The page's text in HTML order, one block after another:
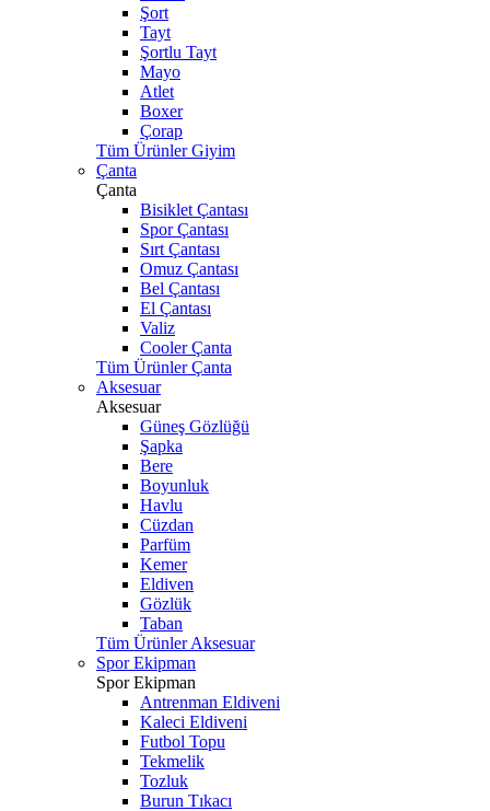
Şort
Tayt
Şortlu Tayt
Mayo
Atlet
Boxer
Çorap
Tüm Ürünler Giyim
Çanta
Çanta
Bisiklet Çantası
Spor Çantası
Sırt Çantası
Omuz Çantası
Bel Çantası
El Çantası
Valiz
Cooler Çanta
Tüm Ürünler Çanta
Aksesuar
Aksesuar
Güneş Gözlüğü
Şapka
Bere
Boyunluk
Havlu
Cüzdan
Parfüm
Kemer
Eldiven
Gözlük
Taban
Tüm Ürünler Aksesuar
Spor Ekipman
Spor Ekipman
Antrenman Eldiveni
Kaleci Eldiveni
Futbol Topu
Tekmelik
Tozluk
Burun Tıkacı